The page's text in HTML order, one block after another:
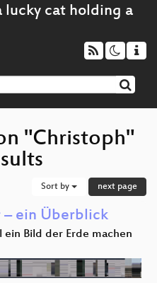
"Christoph"
Sort by next page
ein Überblick
Bild der Erde machen